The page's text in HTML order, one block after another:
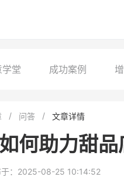
学堂 成功案例
问答 文章详情
何助力甜
于：2025-08-25 10:14:52